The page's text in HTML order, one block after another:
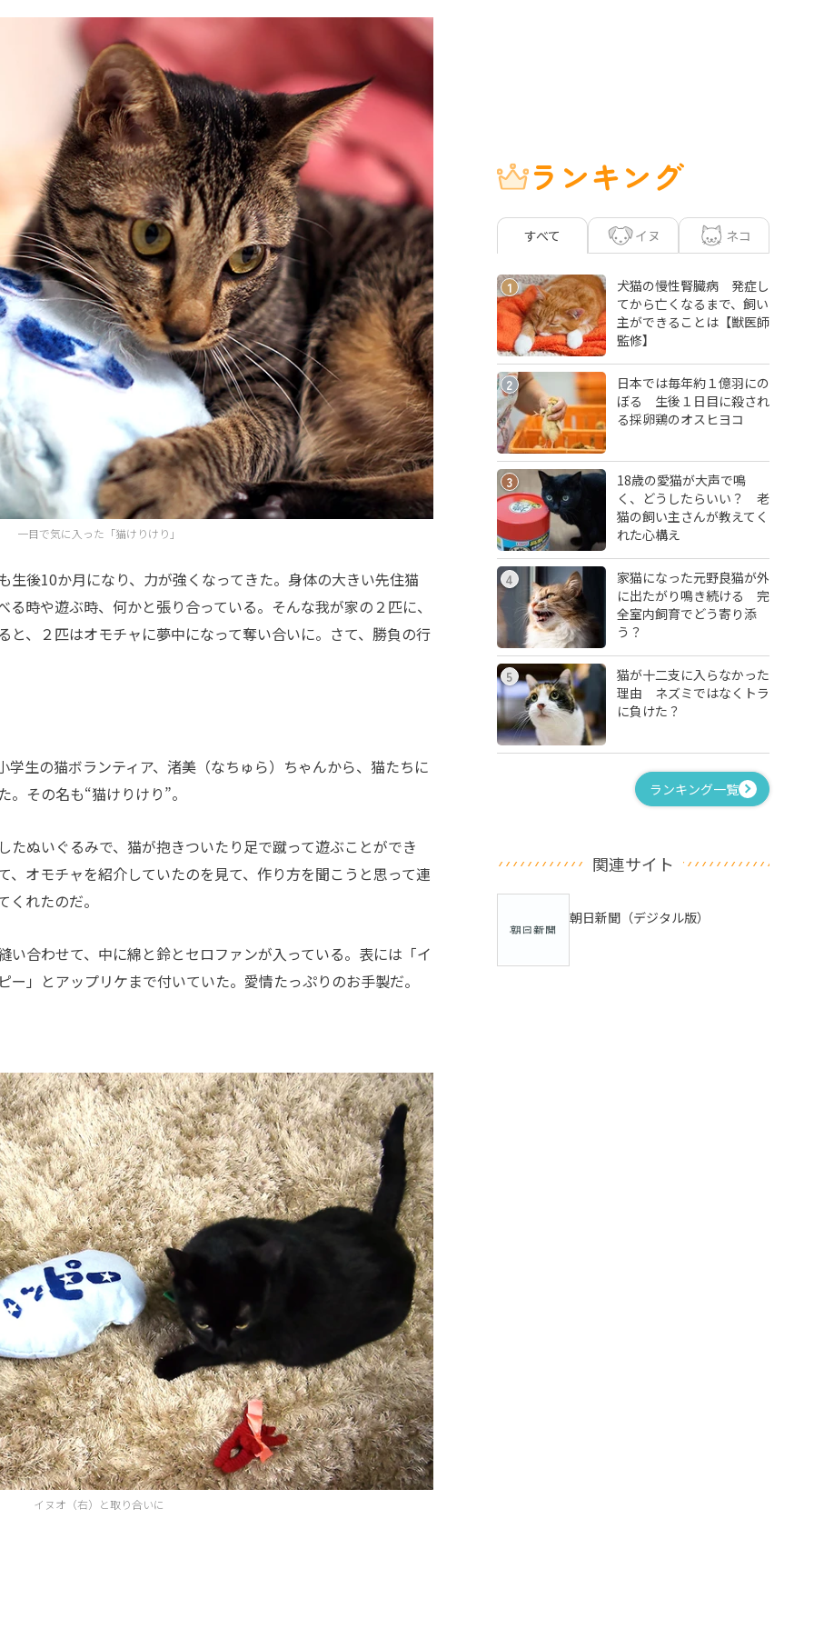
一目で気に入った「猫けりけり」
後10か月になり、力が強くなってきた。身体の大きい先住猫
時や遊ぶ時、何かと張り合っている。そんな我が家の２匹に、
と、２匹はオモチャに夢中になって奪い合いに。さて、勝負の行
生の猫ボランティア、渚美（なちゅら）ちゃんから、猫たちに
その名も“猫けりけり”。
ぬいぐるみで、猫が抱きついたり足で蹴って遊ぶことができ
、オモチャを紹介していたのを見て、作り方を聞こうと思って連
れたのだ。
合わせて、中に綿と鈴とセロファンが入っている。表には「イ
」とアップリケまで付いていた。愛情たっぷりのお手製だ。
イヌオ（右）と取り合いに
ランキング
すべて イヌ ネコ
1
犬猫の慢性腎臓病 発症し
てから亡くなるまで、飼い
主ができることは【獣医師
監修】
2
日本では毎年約１億羽にの
ぼる 生後１日目に殺され
る採卵鶏のオスヒヨコ
3
18歳の愛猫が大声で鳴
く、どうしたらいい？ 老
猫の飼い主さんが教えてく
れた心構え
4
家猫になった元野良猫が外
に出たがり鳴き続ける 完
全室内飼育でどう寄り添
う？
5
猫が十二支に入らなかった
理由 ネズミではなくトラ
に負けた？
ランキング一覧
関連サイト
朝日新聞（デジタル版）